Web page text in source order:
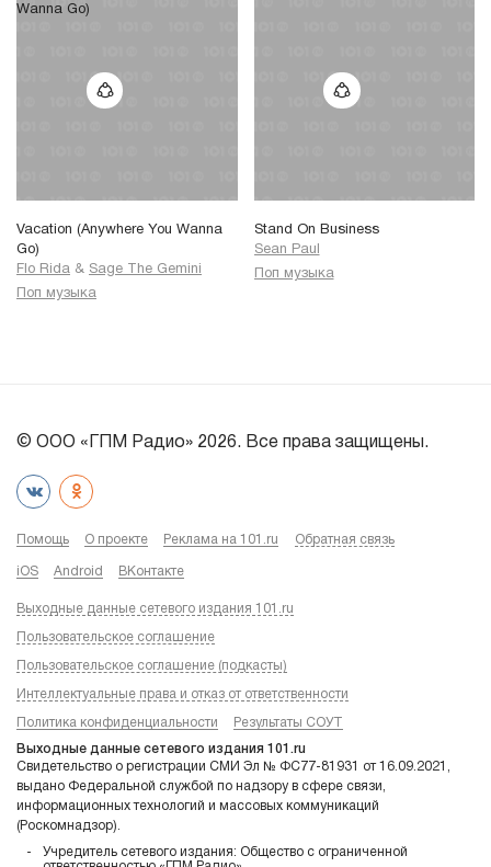
Vacation (Anywhere You Wanna
Go)
Flo Rida & Sage The Gemini
Поп музыка
Stand On Business
Sean Paul
Поп музыка
© ООО «ГПМ Радио» 2026. Все права защищены.
Помощь О проекте Реклама на 101.ru Обратная связь
iOS Android ВКонтакте
Выходные данные сетевого издания 101.ru
Пользовательское соглашение
Пользовательское соглашение (подкасты)
Интеллектуальные права и отказ от ответственности
Политика конфиденциальности Результаты СОУТ
Выходные данные сетевого издания 101.ru
Свидетельство о регистрации СМИ Эл № ФС77-81931 от 16.09.2021,
выдано Федеральной службой по надзору в сфере связи,
информационных технологий и массовых коммуникаций
(Роскомнадзор).
Учредитель сетевого издания: Общество с ограниченной